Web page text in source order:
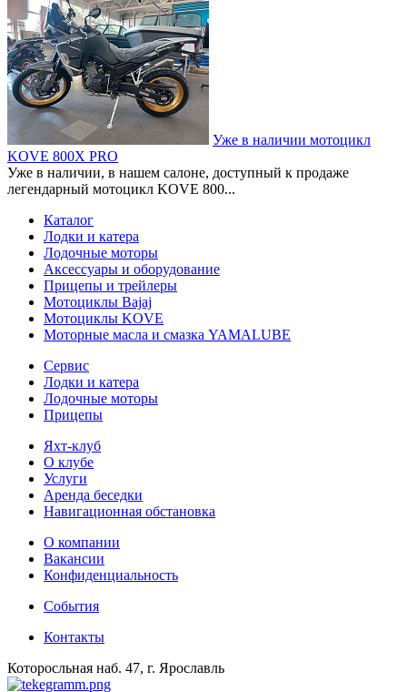
Уже в наличии мотоцикл
KOVE 800X PRO
Уже в наличии, в нашем салоне, доступный к продаже
легендарный мотоцикл KOVE 800...
Каталог
Лодки и катера
Лодочные моторы
Аксессуары и оборудование
Прицепы и трейлеры
Мотоциклы Bajaj
Мотоциклы KOVE
Моторные масла и смазка YAMALUBE
Сервис
Лодки и катера
Лодочные моторы
Прицепы
Яхт-клуб
О клубе
Услуги
Аренда беседки
Навигационная обстановка
О компании
Вакансии
Конфиденциальность
События
Контакты
Которосльная наб. 47, г. Ярославль